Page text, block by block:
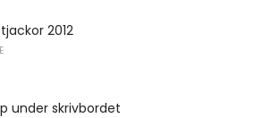
2012
under skrivbordet